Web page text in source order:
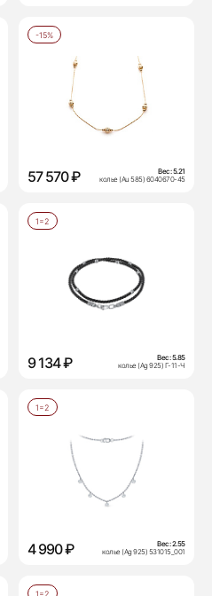
-15%
57 570 ₽ Вес:5.21
колье (Au 585) 6040670-45
1=2
9 134 ₽ Вес:5.85
колье (Ag 925) Г-11-Ч
1=2
4 990 ₽ Вес:2.55
колье (Ag 925) 531015_001
1=2